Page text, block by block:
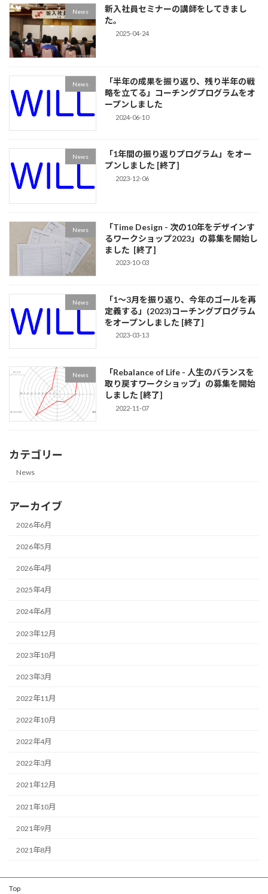
News
新入社員セミナーの講師をしてきまし
た。
2025-04-24
News
「半年の成果を振り返り、残り半年の戦
略を立てる」コーチングプログラムをオ
ープンしました
2024-06-10
News
「1年間の振り返りプログラム」をオー
プンしました [終了]
2023-12-06
News
「Time Design - 次の10年をデザインす
るワークショップ2023」の募集を開始し
ました [終了]
2023-10-03
News
「1〜3月を振り返り、今年のゴールを再
定義する」(2023)コーチングプログラム
をオープンしました [終了]
2023-03-13
News
「Rebalance of Life - 人生のバランスを
取り戻すワークショップ」の募集を開始
しました [終了]
2022-11-07
カテゴリー
News
アーカイブ
2026年6月
2026年5月
2026年4月
2025年4月
2024年6月
2023年12月
2023年10月
2023年3月
2022年11月
2022年10月
2022年4月
2022年3月
2021年12月
2021年10月
2021年9月
2021年8月
Top